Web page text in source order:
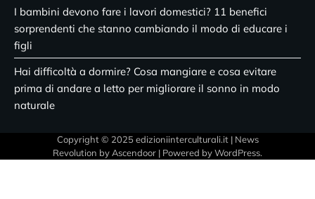
I bambini devono fare i lavori domestici? 11 benefici
sorprendenti che stanno cambiando il modo di educare i
figli
Hai difficoltà a dormire? Cosa mangiare e cosa evitare
prima di andare a letto per migliorare il sonno in modo
naturale
Copyright © 2025 edizioniinterculturali.it | News
Revolution by Ascendoor | Powered byWordPress.